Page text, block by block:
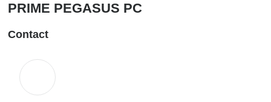
PRIME PEGASUS PC
Contact